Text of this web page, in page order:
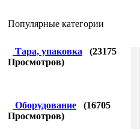
Популярные категории
Тара, упаковка (23175
Просмотров)
Оборудование (16705
Просмотров)